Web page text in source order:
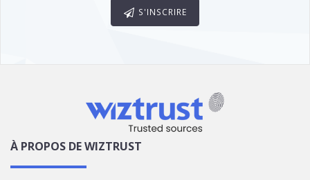
S'INSCRIRE
À PROPOS DE WIZTRUST